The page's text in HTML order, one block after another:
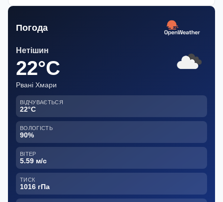
Погода
Нетішин
22°C
Рвані Хмари
ВІДЧУВАЄТЬСЯ
22°C
ВОЛОГІСТЬ
90%
ВІТЕР
5.59 м/с
ТИСК
1016 гПа